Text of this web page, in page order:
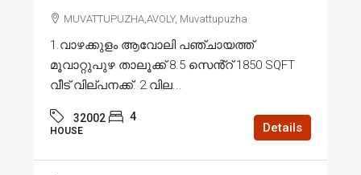
MUVATTUPUZHA,AVOLY, Muvattupuzha
1.വാഴക്കുളം ആവോലി പഞ്ചായത്ത്
മൂവാറ്റുപുഴ താലൂക്ക് 8.5 സെൻ്റ് 1850 SQFT
വീട് വില്പനക്ക്. 2.വില...
32002 4
HOUSE Details